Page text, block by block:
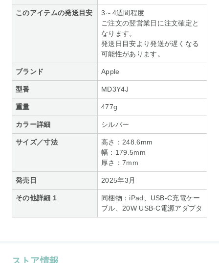
このアイテムの発送目安
3～4週間程度
ご注文の翌営業日に注文確定と
なります。
発送日目安より発送が遅くなる
可能性があります。
ブランド Apple
型番 MD3Y4J
重量 477g
カラー詳細 シルバー
サイズ／寸法
高さ：248.6mm
幅：179.5mm
厚さ：7mm
発売日 2025年3月
その他詳細 1
同梱物：iPad、USB-C充電ケー
ブル、20W USB-C電源アダプタ
ストア情報